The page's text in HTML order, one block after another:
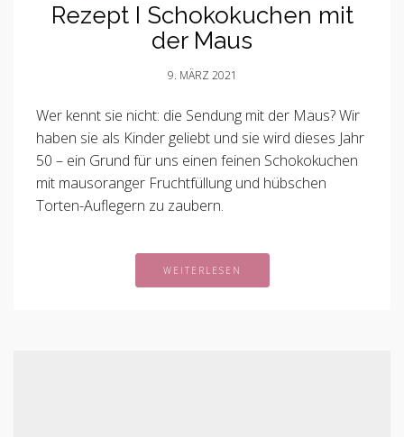
Rezept I Schokokuchen mit
der Maus
9. MÄRZ 2021
Wer kennt sie nicht: die Sendung mit der Maus? Wir
haben sie als Kinder geliebt und sie wird dieses Jahr
50 – ein Grund für uns einen feinen Schokokuchen
mit mausoranger Fruchtfüllung und hübschen
Torten-Auflegern zu zaubern.
WEITERLESEN